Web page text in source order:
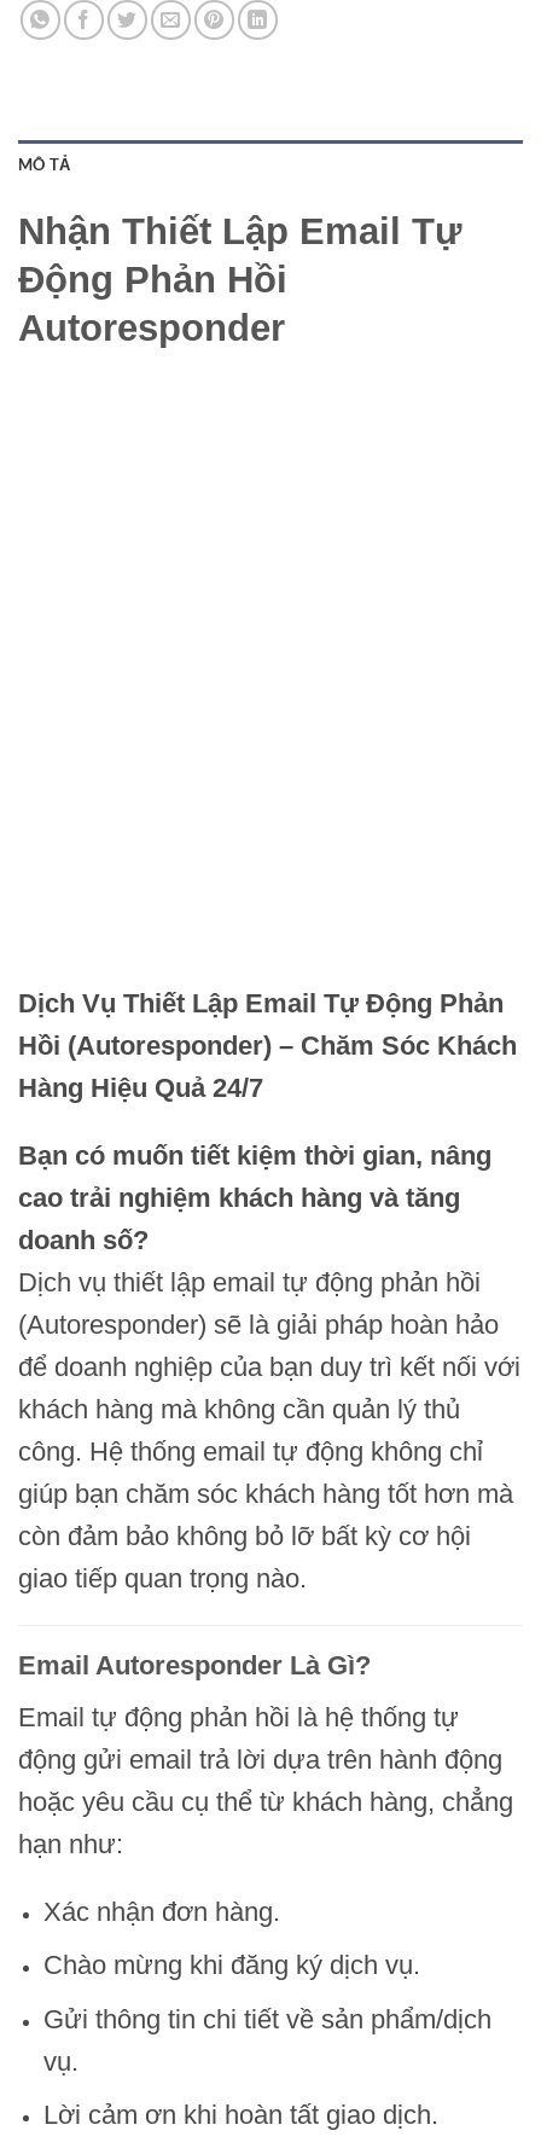
MÔ TẢ
Nhận Thiết Lập Email Tự
Động Phản Hồi
Autoresponder
Dịch Vụ Thiết Lập Email Tự Động Phản
Hồi (Autoresponder) – Chăm Sóc Khách
Hàng Hiệu Quả 24/7
Bạn có muốn tiết kiệm thời gian, nâng
cao trải nghiệm khách hàng và tăng
doanh số?
Dịch vụ thiết lập email tự động phản hồi
(Autoresponder) sẽ là giải pháp hoàn hảo
để doanh nghiệp của bạn duy trì kết nối với
khách hàng mà không cần quản lý thủ
công. Hệ thống email tự động không chỉ
giúp bạn chăm sóc khách hàng tốt hơn mà
còn đảm bảo không bỏ lỡ bất kỳ cơ hội
giao tiếp quan trọng nào.
Email Autoresponder Là Gì?
Email tự động phản hồi là hệ thống tự
động gửi email trả lời dựa trên hành động
hoặc yêu cầu cụ thể từ khách hàng, chẳng
hạn như:
Xác nhận đơn hàng.
Chào mừng khi đăng ký dịch vụ.
Gửi thông tin chi tiết về sản phẩm/dịch
vụ.
Lời cảm ơn khi hoàn tất giao dịch.